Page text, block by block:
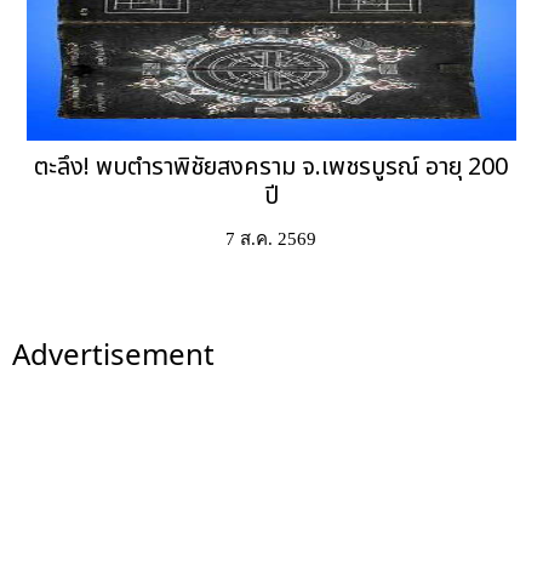
ตะลึง! พบตำราพิชัยสงคราม จ.เพชรบูรณ์ อายุ 200
ปี
7 ส.ค. 2569
Advertisement